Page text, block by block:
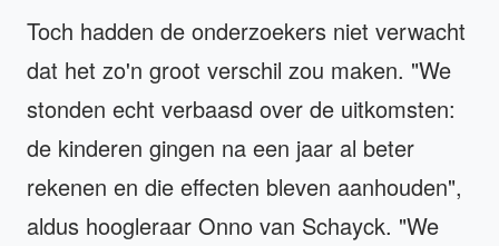
Toch hadden de onderzoekers niet verwacht
dat het zo'n groot verschil zou maken. "We
stonden echt verbaasd over de uitkomsten:
de kinderen gingen na een jaar al beter
rekenen en die effecten bleven aanhouden",
aldus hoogleraar Onno van Schayck. "We